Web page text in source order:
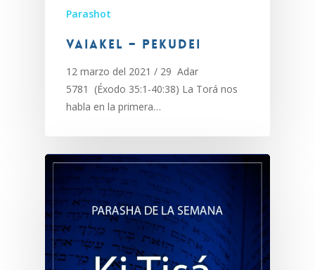
Parashot
Vaiakel – Pekudei
12 marzo del 2021 / 29 Adar
5781 (Éxodo 35:1-40:38) La Torá nos
habla en la primera…